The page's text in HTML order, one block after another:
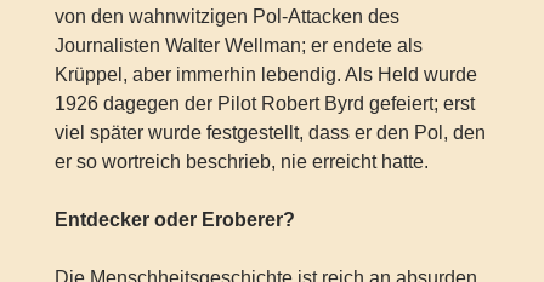
von den wahnwitzigen Pol-Attacken des
Journalisten Walter Wellman; er endete als
Krüppel, aber immerhin lebendig. Als Held wurde
1926 dagegen der Pilot Robert Byrd gefeiert; erst
viel später wurde festgestellt, dass er den Pol, den
er so wortreich beschrieb, nie erreicht hatte.
Entdecker oder Eroberer?